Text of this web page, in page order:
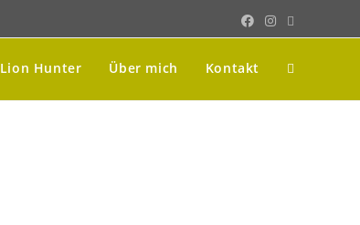
Lion Hunter Über mich Kontakt